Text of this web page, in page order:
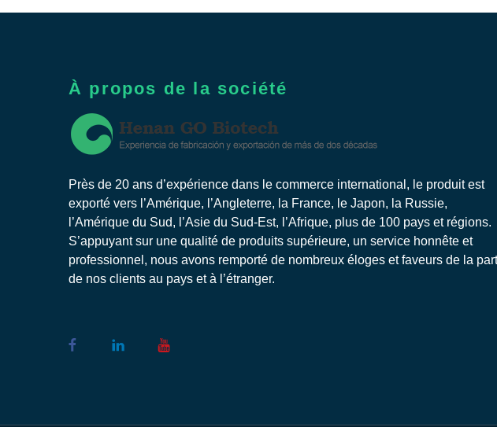
À propos de la société
Près de 20 ans d’expérience dans le commerce international, le produit est
exporté vers l’Amérique, l’Angleterre, la France, le Japon, la Russie,
l’Amérique du Sud, l’Asie du Sud-Est, l’Afrique, plus de 100 pays et régions.
S’appuyant sur une qualité de produits supérieure, un service honnête et
professionnel, nous avons remporté de nombreux éloges et faveurs de la part
de nos clients au pays et à l’étranger.